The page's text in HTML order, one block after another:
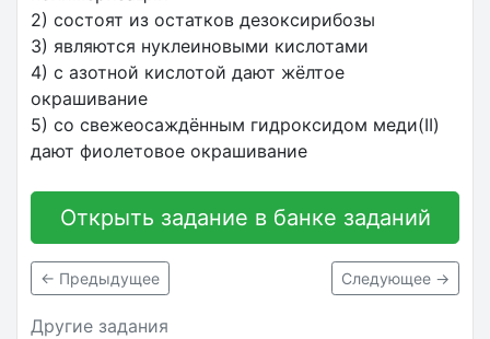
2) состоят из остатков дезоксирибозы
3) являются нуклеиновыми кислотами
4) с азотной кислотой дают жёлтое
окрашивание
5) со свежеосаждённым гидроксидом меди(II)
дают фиолетовое окрашивание
Открыть задание в банке заданий
← Предыдущее Следующее →
Другие задания